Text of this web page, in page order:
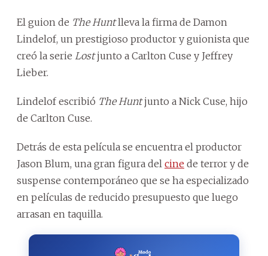
El guion de The Huntlleva la firma de Damon
Lindelof, un prestigioso productor y guionista que
creó la serie Lostjunto a Carlton Cuse y Jeffrey
Lieber.
Lindelof escribió The Huntjunto a Nick Cuse, hijo
de Carlton Cuse.
Detrás de esta película se encuentra el productor
Jason Blum, una gran figura del cine de terror y de
suspense contemporáneo que se ha especializado
en películas de reducido presupuesto que luego
arrasan en taquilla.